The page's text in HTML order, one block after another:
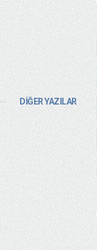
DİĞER YAZILAR